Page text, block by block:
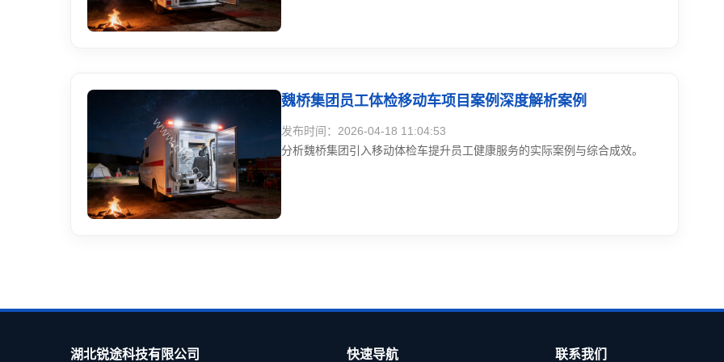
魏桥集团员工体检移动车项目案例深度解析案例
发布时间：2026-04-18 11:04:53
分析魏桥集团引入移动体检车提升员工健康服务的实际案例与综合成效。
湖北锐途科技有限公司 快速导航 联系我们